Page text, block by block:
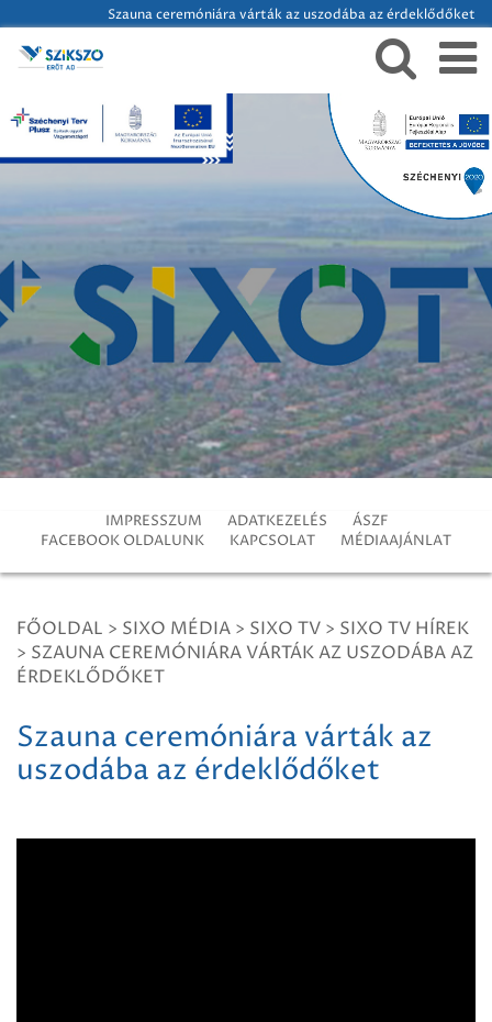
Szauna ceremóniára várták az uszodába az érdeklődőket
IMPRESSZUM ADATKEZELÉS
ÁSZF
FACEBOOK OLDALUNK
KAPCSOLAT MÉDIAAJÁNLAT
FŐOLDAL > SIXO MÉDIA > SIXO TV > SIXO TV HÍREK
> SZAUNA CEREMÓNIÁRA VÁRTÁK AZ USZODÁBA AZ
ÉRDEKLŐDŐKET
Szauna ceremóniára várták az
uszodába az érdeklődőket